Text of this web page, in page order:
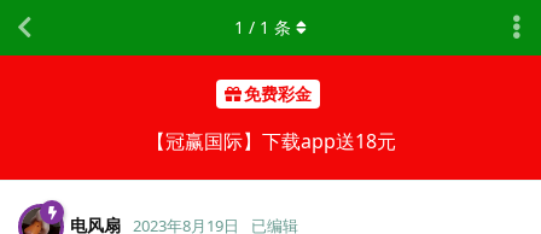
免费彩金
【冠赢国际】下载app送18元
1 / 1 条
电风扇 2023年8月19日 已编辑